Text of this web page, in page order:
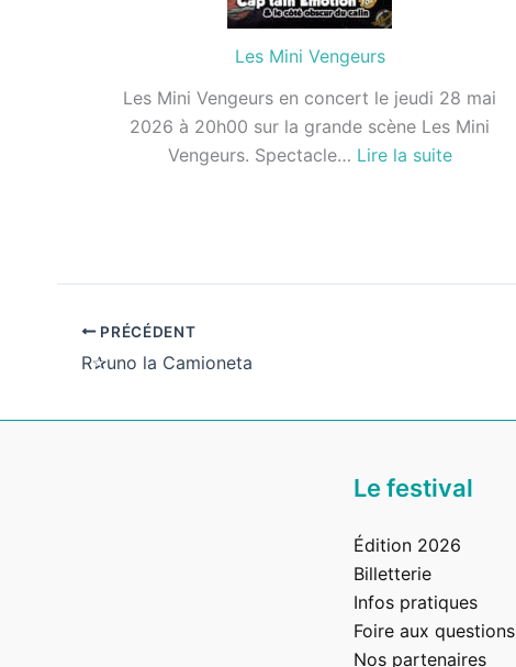
Les Mini Vengeurs
Les Mini Vengeurs en concert le jeudi 28 mai
2026 à 20h00 sur la grande scène Les Mini
Vengeurs. Spectacle… Lire la suite:
PRÉCÉDENT
R✰uno la Camioneta
Le festival
Édition 2026
Billetterie
Infos pratiques
Foire aux questions
Nos partenaires